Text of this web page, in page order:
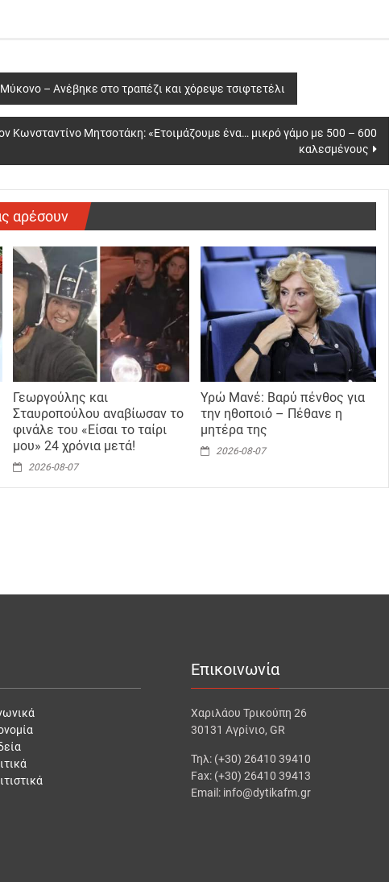
– Ανέβηκε στο τραπέζι και χόρεψε τσιφτετέλι
Κωνσταντίνο Μητσοτάκη: «Ετοιμάζουμε ένα… μικρό γάμο με 500 – 600
καλεσμένους
αρέσουν
Γεωργούλης και
Σταυροπούλου αναβίωσαν το
φινάλε του «Είσαι το ταίρι
μου» 24 χρόνια μετά!
2026-08-07
Υρώ Μανέ: Βαρύ πένθος για
την ηθοποιό – Πέθανε η
μητέρα της
2026-08-07
Επικοινωνία
Χαριλάου Τρικούπη 26
30131 Αγρίνιο, GR
Τηλ: (+30) 26410 39410
Fax: (+30) 26410 39413
Email: info@dytikafm.gr